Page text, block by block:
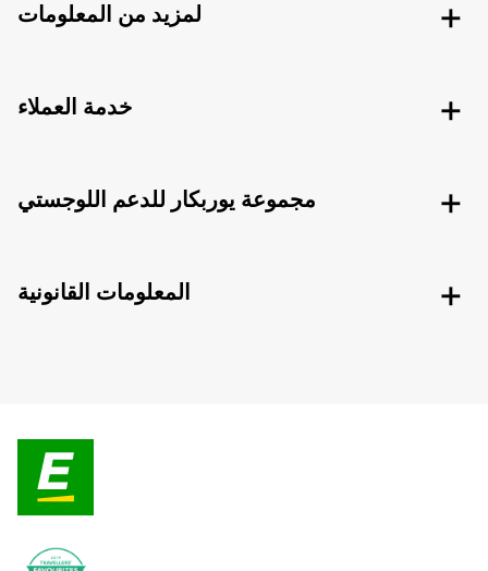
لمزيد من المعلومات
خدمة العملاء
مجموعة يوربكار للدعم اللوجستي
المعلومات القانونية